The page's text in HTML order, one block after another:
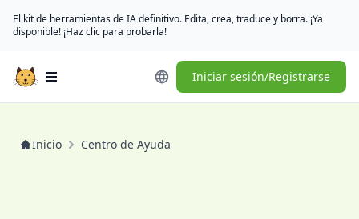
El kit de herramientas de IA definitivo. Edita, crea, traduce y borra. ¡Ya
disponible! ¡Haz clic para probarla!
Open main menu Iniciar sesión/Registrarse
Inicio Centro de Ayuda